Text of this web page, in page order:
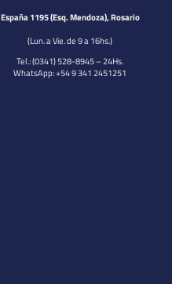
España 1195 (Esq. Mendoza), Rosario
(Lun. a Vie. de 9 a 16hs.)
Tel.: (0341) 528-8945 – 24Hs.
WhatsApp: +54 9 341 2451251